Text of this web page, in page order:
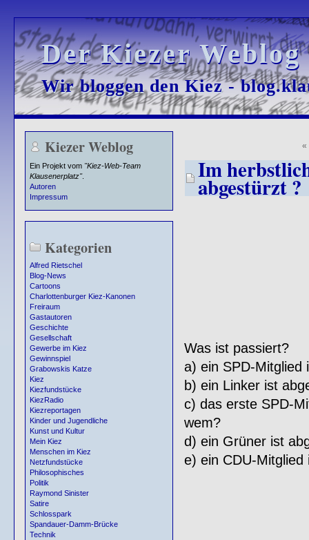
Der Kiezer
Der Kiezer
Wir bloggen den Kiez -
Wir bloggen den Kiez -
Kiezer Weblog
Ein Projekt vom "Kiez-Web-Team
Klausenerplatz".
Autoren
Impressum
Kategorien
Alfred Rietschel
Blog-News
Cartoons
Charlottenburger Kiez-Kanonen
Freiraum
Gastautoren
Geschichte
Gesellschaft
Gewerbe im Kiez
Gewinnspiel
Grabowskis Katze
Kiez
Kiezfundstücke
KiezRadio
Kiezreportagen
Kinder und Jugendliche
Kunst und Kultur
Mein Kiez
Menschen im Kiez
Netzfundstücke
Philosophisches
Politik
Raymond Sinister
Satire
Schlosspark
Spandauer-Damm-Brücke
Technik
«
Im
abgestürzt ?
Was ist passiert?
a) ein SPD-Mitglied
b) ein Linker ist
c) das erste SPD-
wem?
d) ein Grüner ist
e) ein CDU-